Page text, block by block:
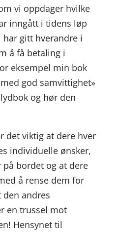
vi oppdager hvilke
inngått i tidens løp
har gitt hverandre i
å få betaling i
eksempel min bok
god samvittighet»
og hør den
det viktig at dere hver
individuelle ønsker,
bordet og at dere
å rense dem for
den andres
en trussel mot
Hensynet til